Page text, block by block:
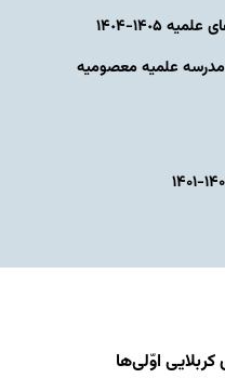
١۴٠۵-١۴٠۴
علمیه معصومیه
اوّلی‌ها